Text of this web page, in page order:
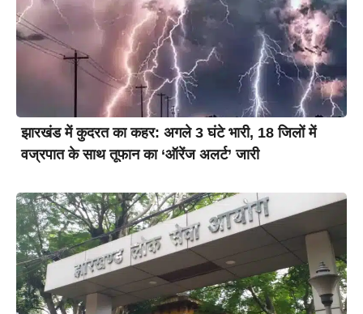
झारखंड में कुदरत का कहर: अगले 3 घंटे भारी, 18 जिलों में
वज्रपात के साथ तूफान का ‘ऑरेंज अलर्ट’ जारी